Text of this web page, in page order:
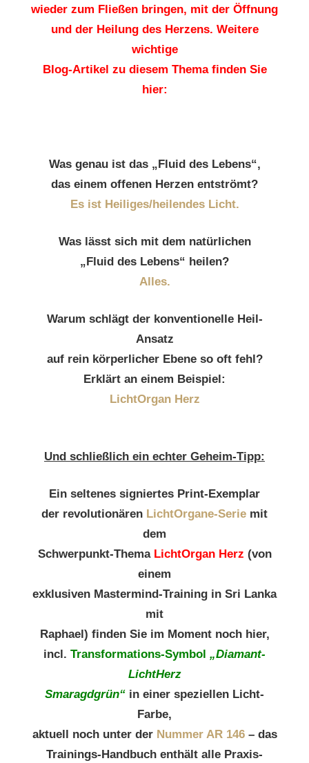
wieder zum Fließen bringen, mit der Öffnung
und der Heilung des Herzens. Weitere
wichtige
Blog-Artikel zu diesem Thema finden Sie
hier:
Was genau ist das „Fluid des Lebens“,
das einem offenen Herzen entströmt?
Es ist Heiliges/heilendes Licht.
Was lässt sich mit dem natürlichen
„Fluid des Lebens“ heilen?
Alles.
Warum schlägt der konventionelle Heil-
Ansatz
auf rein körperlicher Ebene so oft fehl?
Erklärt an einem Beispiel:
LichtOrgan Herz
Und schließlich ein echter Geheim-Tipp:
Ein seltenes signiertes Print-Exemplar
der revolutionären LichtOrgane-Serie mit
dem
Schwerpunkt-Thema LichtOrgan Herz (von
einem
exklusiven Mastermind-Training in Sri Lanka
mit
Raphael) finden Sie im Moment noch hier,
incl. Transformations-Symbol „Diamant-
LichtHerz
Smaragdgrün“ in einer speziellen Licht-
Farbe,
aktuell noch unter der Nummer AR 146 – das
Trainings-Handbuch enthält alle Praxis-